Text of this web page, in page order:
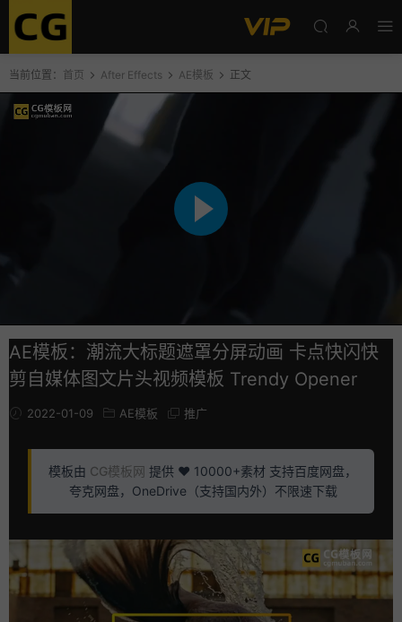
当前位置： 首页 After Effects AE模板 正文
AE模板：潮流大标题遮罩分屏动画 卡点快闪快
剪自媒体图文片头视频模板 Trendy Opener
2022-01-09 AE模板 推广
模板由 CG模板网 提供 ❤️ 10000+素材 支持百度网盘，
夸克网盘，OneDrive（支持国内外）不限速下载